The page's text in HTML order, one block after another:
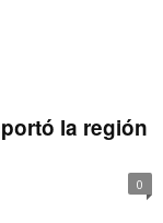
la región
0